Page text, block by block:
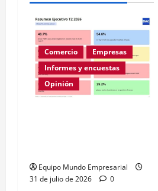
Comercio
Empresas
Informes y encuestas
Opinión
Equipo Mundo Empresarial
31 de julio de 2026
0